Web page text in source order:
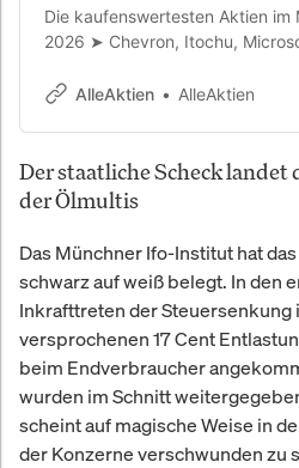
Die kaufenswertesten Aktien im
2026 ➤ Chevron, Itochu,
Ferrari & Hermès.
AlleAktien AlleAktien
Der staatliche Scheck landet
der Ölmultis
Das Münchner Ifo-Institut hat
schwarz auf weiß belegt. In den
Inkrafttreten der Steuersenkung
versprochenen 17 Cent
beim Endverbraucher
wurden im Schnitt
scheint auf magische Weise in
der Konzerne verschwunden zu